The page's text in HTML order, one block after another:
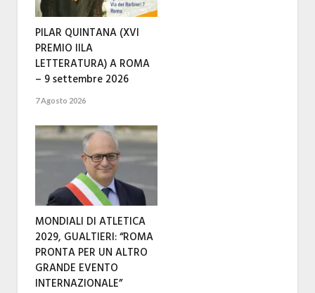
PILAR QUINTANA (XVI
PREMIO IILA
LETTERATURA) A ROMA
– 9 settembre 2026
7 Agosto 2026
MONDIALI DI ATLETICA
2029, GUALTIERI: “ROMA
PRONTA PER UN ALTRO
GRANDE EVENTO
INTERNAZIONALE”